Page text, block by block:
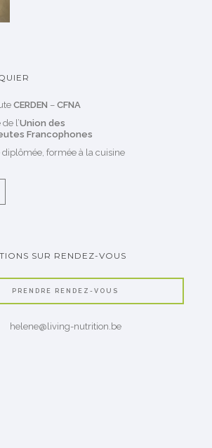
CERDEN – CFNA
l’Union des
Francophones
diplômée, formée à la cuisine
SUR RENDEZ-VOUS
PRENDRE RENDEZ-VOUS
helene@living-nutrition.be